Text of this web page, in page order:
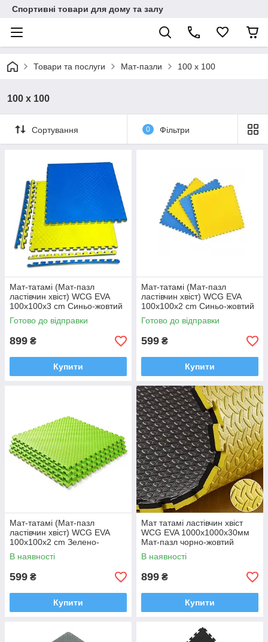
Спортивні товари для дому та залу
Товари та послуги Мат-пазли 100 x 100
100 x 100
Сортування 0 Фільтри
Мат-татамі (Мат-пазл
ластівчин хвіст) WCG EVA
100х100х3 cm Синьо-жовтий
Готово до відправки
899 ₴
Купити
Мат-татамі (Мат-пазл
ластівчин хвіст) WCG EVA
100х100х2 cm Синьо-жовтий
Готово до відправки
599 ₴
Купити
Мат-татамі (Мат-пазл
ластівчин хвіст) WCG EVA
100х100х2 cm Зелено-
бежевий
В наявності
599 ₴
Купити
Мат татамі ластівчин хвіст
WCG EVA 1000х1000х30мм
Мат-пазл чорно-жовтий
В наявності
899 ₴
Купити